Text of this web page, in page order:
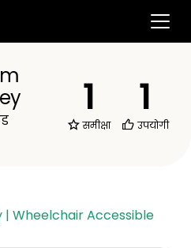
1
समीक्षा
1
उपयोगी
Wheelchair Accessible